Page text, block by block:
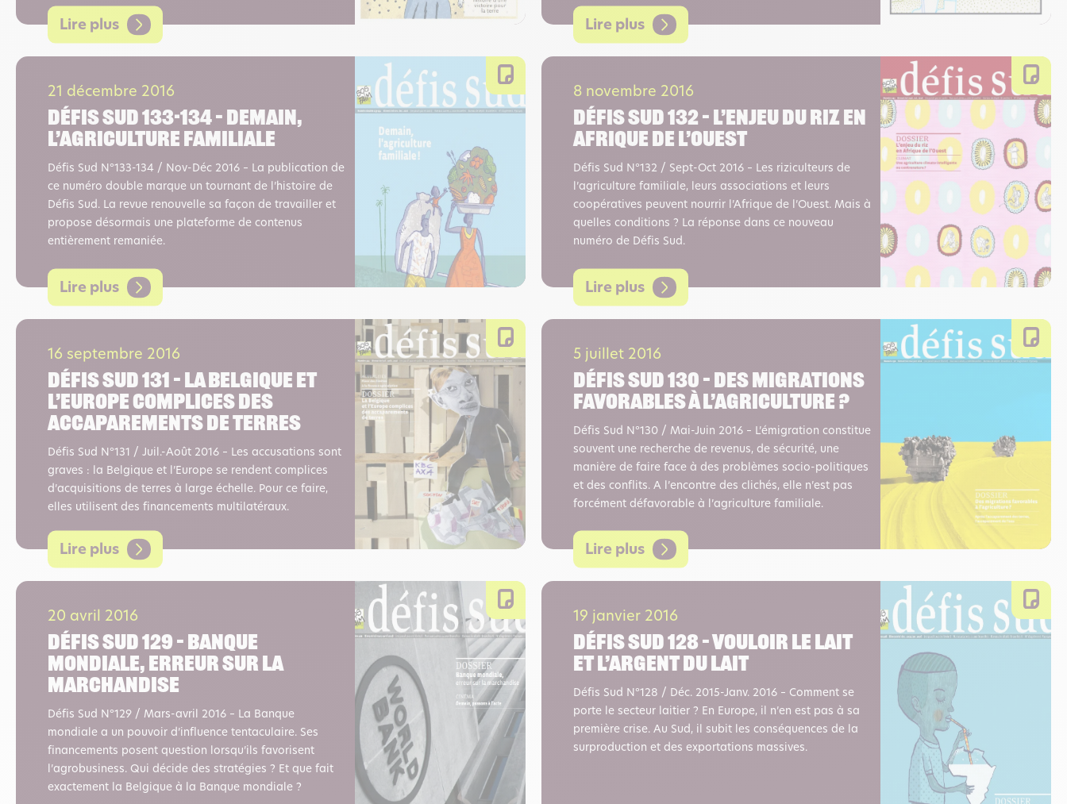
Lire plus Lire plus
21 décembre 2016
Défis sud 133-134 – Demain,
l’agriculture familiale
Défis Sud N°133-134 / Nov-Déc 2016 – La publication de
ce numéro double marque un tournant de l’histoire de
Défis Sud. La revue renouvelle sa façon de travailler et
propose désormais une plateforme de contenus
entièrement remaniée.
Lire plus
8 novembre 2016
Défis sud 132 – L’enjeu du riz en
Afrique de l’Ouest
Défis Sud N°132 / Sept-Oct 2016 – Les riziculteurs de
l’agriculture familiale, leurs associations et leurs
coopératives peuvent nourrir l’Afrique de l’Ouest. Mais à
quelles conditions ? La réponse dans ce nouveau
numéro de Défis Sud.
Lire plus
16 septembre 2016
Défis sud 131 – La Belgique et
l’Europe complices des
accaparements de terres
Défis Sud N°131 / Juil.-Août 2016 – Les accusations sont
graves : la Belgique et l’Europe se rendent complices
d’acquisitions de terres à large échelle. Pour ce faire,
elles utilisent des financements multilatéraux.
Lire plus
5 juillet 2016
Défis sud 130 – Des migrations
favorables à l’agriculture ?
Défis Sud N°130 / Mai-Juin 2016 – L’émigration constitue
souvent une recherche de revenus, de sécurité, une
manière de faire face à des problèmes socio-politiques
et des conflits. A l’encontre des clichés, elle n’est pas
forcément défavorable à l’agriculture familiale.
Lire plus
20 avril 2016
Défis sud 129 – Banque
mondiale, erreur sur la
marchandise
Défis Sud N°129 / Mars-avril 2016 – La Banque
mondiale a un pouvoir d’influence tentaculaire. Ses
financements posent question lorsqu’ils favorisent
l’agrobusiness. Qui décide des stratégies ? Et que fait
exactement la Belgique à la Banque mondiale ?
19 janvier 2016
Défis sud 128 – Vouloir le lait
et l’argent du lait
Défis Sud N°128 / Déc. 2015-Janv. 2016 – Comment se
porte le secteur laitier ? En Europe, il n’en est pas à sa
première crise. Au Sud, il subit les conséquences de la
surproduction et des exportations massives.